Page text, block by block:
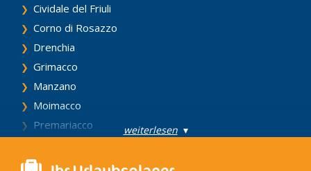
Cividale del Friuli
Corno di Rosazzo
Drenchia
Grimacco
Manzano
Moimacco
Premariacco
Pulfero
weiterlesen▾